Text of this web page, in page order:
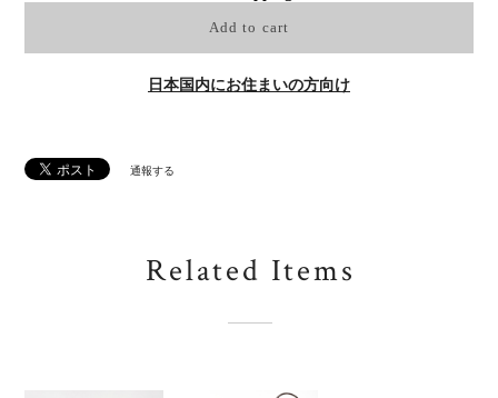
Add to cart
日本国内にお住まいの方向け
通報する
Related Items